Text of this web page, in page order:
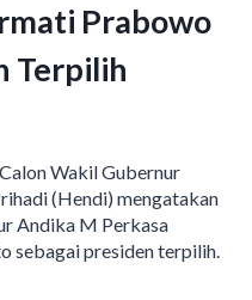
Prabowo
Terpilih
Wakil Gubernur
(Hendi) mengatakan
Andika M Perkasa
sebagai presiden terpilih.